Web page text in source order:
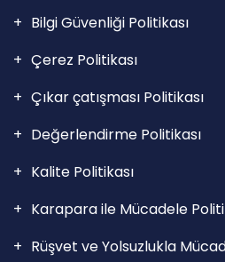
Bilgi Güvenliği Politikası
Çerez Politikası
Çıkar çatışması Politikası
Değerlendirme Politikası
Kalite Politikası
Karapara ile Mücadele
Rüşvet ve Yolsuzlukla